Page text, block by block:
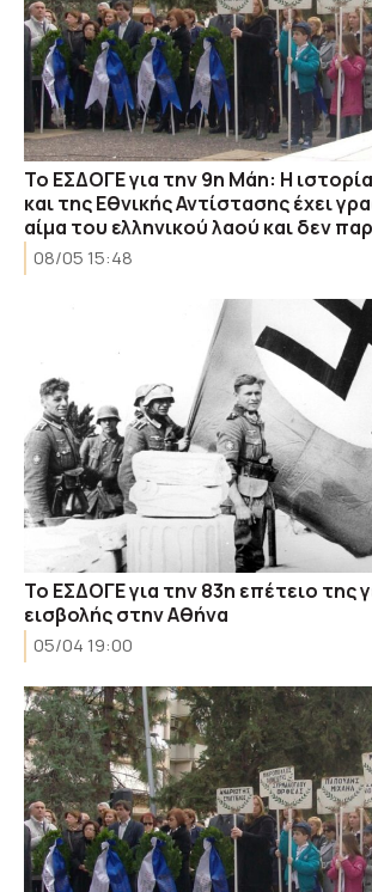
Το ΕΣΔΟΓΕ για την 9η Μάη: Η
και της Εθνικής Αντίστασης έχει
αίμα του ελληνικού λαού και δεν
08/05 15:48
Το ΕΣΔΟΓΕ για την 83η επέτειο της
εισβολής στην Αθήνα
05/04 19:00